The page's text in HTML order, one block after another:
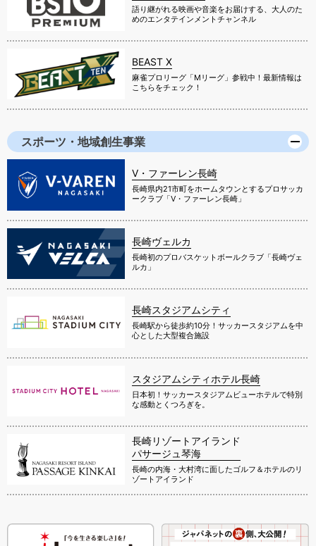
語り継がれる映画や音楽をお届けする、大人のた
めのエンタテインメントチャンネル
BEAST X
麻雀プロリーグ「Mリーグ」参戦中！最新情報は
こちらをチェック！
スポーツ・地域創生事業
V・ファーレン長崎
長崎県内21市町をホームタウンとするプロサッカ
ークラブ「V・ファーレン長崎」
長崎ヴェルカ
長崎初のプロバスケットボールクラブ「長崎ヴェ
ルカ」
長崎スタジアムシティ
長崎駅から徒歩約10分！サッカースタジアムを中
心とした大型複合施設
スタジアムシティホテル長崎
日本初！サッカースタジアムビューホテルで特別
な感動とくつろぎを。
長崎リゾートアイランド
パサージュ琴海
長崎の内海・大村湾に面したゴルフ＆ホテルのリ
ゾートアイランド